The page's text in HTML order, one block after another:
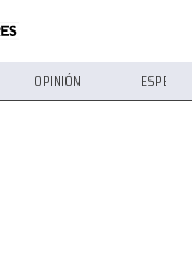
OPINIÓN